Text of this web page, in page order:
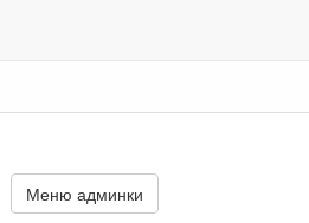
Меню админки